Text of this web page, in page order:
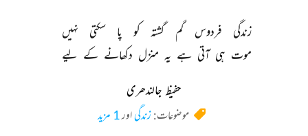
زندگی فردوس گم گشتہ کو پا سکتی
نہیں
موت ہی آتی ہے یہ منزل دکھانے کے لیے
حفیظ جالندھری
موضوعات:زندگیاور1 مزید